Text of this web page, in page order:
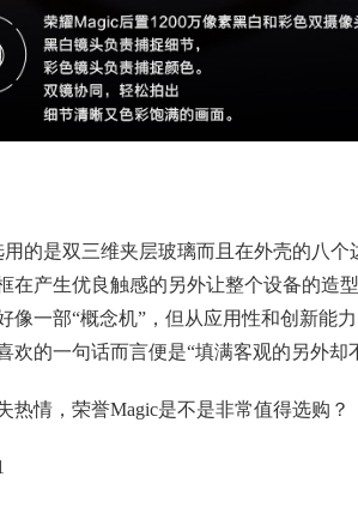
用的是双三维夹层玻璃而且在外壳的八
在产生优良触感的另外让整个设备的造
像一部“概念机”，但从应用性和创新能
欢的一句话而言便是“填满客观的另外却